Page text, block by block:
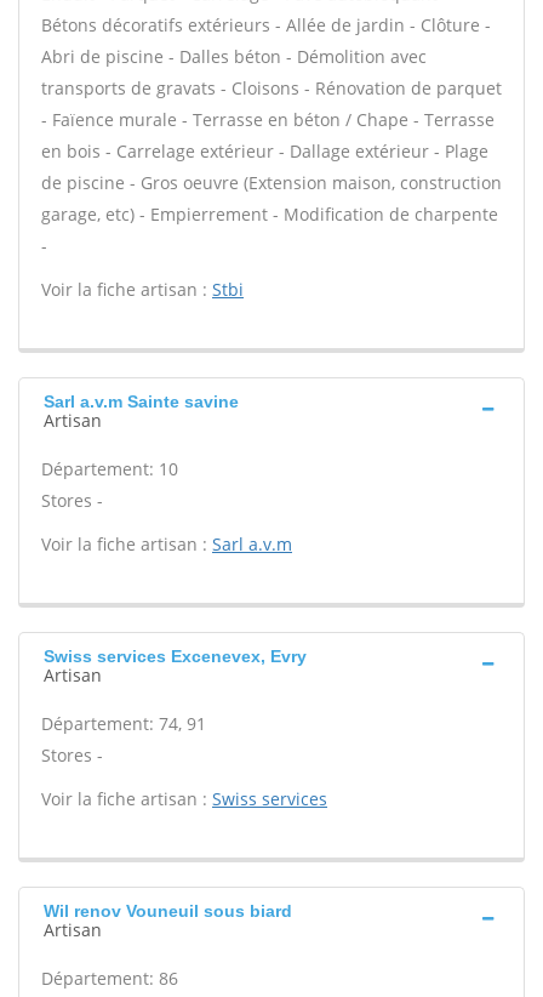
Bétons décoratifs extérieurs - Allée de jardin - Clôture -
Abri de piscine - Dalles béton - Démolition avec
transports de gravats - Cloisons - Rénovation de parquet
- Faïence murale - Terrasse en béton / Chape - Terrasse
en bois - Carrelage extérieur - Dallage extérieur - Plage
de piscine - Gros oeuvre (Extension maison, construction
garage, etc) - Empierrement - Modification de charpente
-
Voir la fiche artisan : Stbi
Sarl a.v.m Sainte savine
Artisan
Département: 10
Stores -
Voir la fiche artisan : Sarl a.v.m
Swiss services Excenevex, Evry
Artisan
Département: 74, 91
Stores -
Voir la fiche artisan : Swiss services
Wil renov Vouneuil sous biard
Artisan
Département: 86